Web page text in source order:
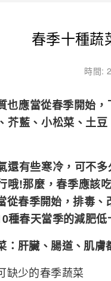
男性用品 男性疾病
女性飲食
女性生理
幼兒期
春季十種蔬
時間:
也應當從春季開始
芥藍、小松菜、土
有些寒冷，可不多
哦!那麼，春季應該
從春季開始，排毒
種春天當季的減肥
：肝臟、腸道、肌膚
少的春季蔬菜